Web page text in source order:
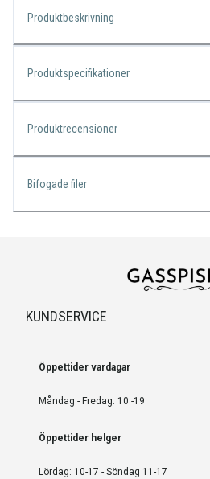
Produktbeskrivning
Produktspecifikationer
Produktrecensioner
Bifogade filer
KUNDSERVICE
Öppettider vardagar
Måndag - Fredag: 10 -19
Öppettider helger
Lördag: 10-17 - Söndag 11-17